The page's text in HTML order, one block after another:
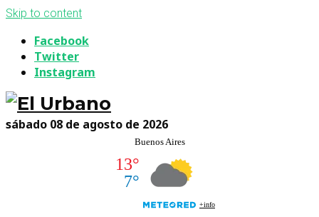
Skip to content
Facebook
Twitter
Instagram
sábado 08 de agosto de 2026